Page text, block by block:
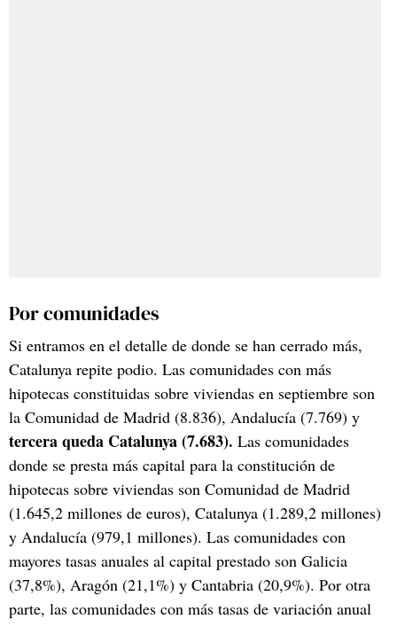
Por comunidades
Si entramos en el detalle de donde se han cerrado más,
Catalunya repite podio. Las comunidades con más
hipotecas constituidas sobre viviendas en septiembre son
la Comunidad de Madrid (8.836), Andalucía (7.769) y
tercera queda Catalunya (7.683). Las comunidades
donde se presta más capital para la constitución de
hipotecas sobre viviendas son Comunidad de Madrid
(1.645,2 millones de euros), Catalunya (1.289,2 millones)
y Andalucía (979,1 millones). Las comunidades con
mayores tasas anuales al capital prestado son Galicia
(37,8%), Aragón (21,1%) y Cantabria (20,9%). Por otra
parte, las comunidades con más tasas de variación anual